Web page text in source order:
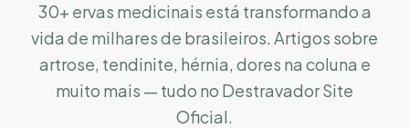
30+ ervas medicinais está transformando a
vida de milhares de brasileiros. Artigos sobre
artrose, tendinite, hérnia, dores na coluna e
muito mais — tudo no Destravador Site
Oficial.